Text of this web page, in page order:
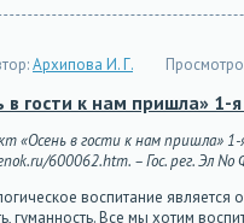
Архипова И. Г.
в гости к нам пришла» 1-
«Осень в гости к нам пришла»
600062.htm. – Гос. рег. Эл
воспитание является
гуманность. Все мы хотим